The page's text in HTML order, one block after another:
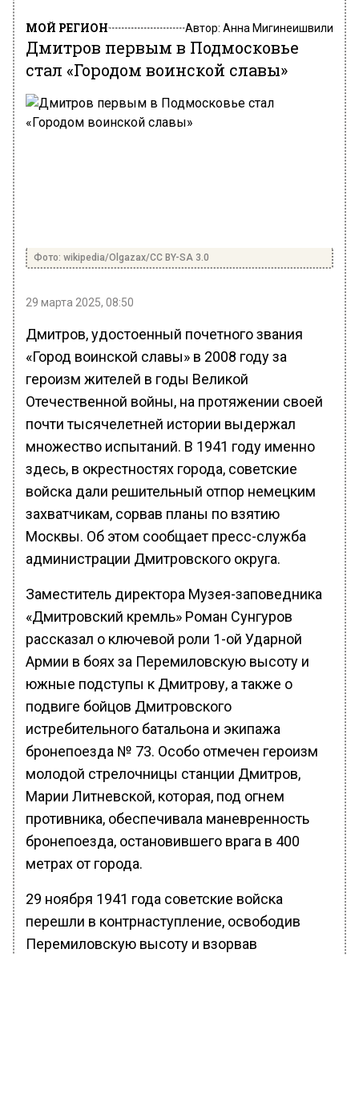
МОЙ РЕГИОН Автор: Анна Мигинеишвили
Дмитров первым в Подмосковье
стал «Городом воинской славы»
Фото: wikipedia/Olgazax/CC BY-SA 3.0
29 марта 2025, 08:50
Дмитров, удостоенный почетного звания
«Город воинской славы» в 2008 году за
героизм жителей в годы Великой
Отечественной войны, на протяжении своей
почти тысячелетней истории выдержал
множество испытаний. В 1941 году именно
здесь, в окрестностях города, советские
войска дали решительный отпор немецким
захватчикам, сорвав планы по взятию
Москвы. Об этом сообщает пресс-служба
администрации Дмитровского округа.
Заместитель директора Музея-заповедника
«Дмитровский кремль» Роман Сунгуров
рассказал о ключевой роли 1-ой Ударной
Армии в боях за Перемиловскую высоту и
южные подступы к Дмитрову, а также о
подвиге бойцов Дмитровского
истребительного батальона и экипажа
бронепоезда № 73. Особо отмечен героизм
молодой стрелочницы станции Дмитров,
Марии Литневской, которая, под огнем
противника, обеспечивала маневренность
бронепоезда, остановившего врага в 400
метрах от города.
29 ноября 1941 года советские войска
перешли в контрнаступление, освободив
Перемиловскую высоту и взорвав